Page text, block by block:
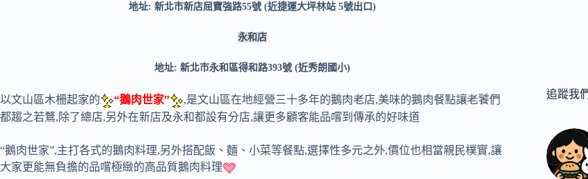
地址: 新北市新店屈寶強路55號 (近捷運大坪林站 5號出口)
永和店
地址: 新北市永和區得和路393號 (近秀朗國小)
以文山區木柵起家的 “鵝肉世家”
,是文山區在地經營三十多年的鵝肉老店,美味的鵝肉餐點讓老饕們
都趨之若鶩,除了總店,另外在新店及永和都設有分店,讓更多顧客能品嚐到傳承的好味道
“鵝肉世家”,主打各式的鵝肉料理,另外搭配飯、麵、小菜等餐點,選擇性多元之外,價位也相當親民樸實,讓
大家更能無負擔的品嚐極緻的高品質鵝肉料理
追蹤我